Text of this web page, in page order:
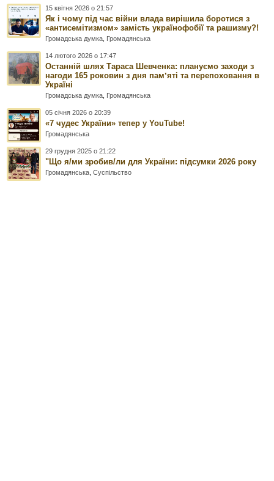
15 квітня 2026 о 21:57
Як і чому під час війни влада вирішила боротися з
«антисемітизмом» замість українофобії та рашизму?!
Громадська думка Громадянська
14 лютого 2026 о 17:47
Останній шлях Тараса Шевченка: плануємо заходи з
нагоди 165 роковин з дня памʼяті та перепоховання в
Україні
Громадська думка Громадянська
05 січня 2026 о 20:39
«7 чудес України» тепер у YouTube!
Громадянська
29 грудня 2025 о 21:22
"Що я/ми зробив/ли для України: підсумки 2026 року
Громадянська ,Суспільство